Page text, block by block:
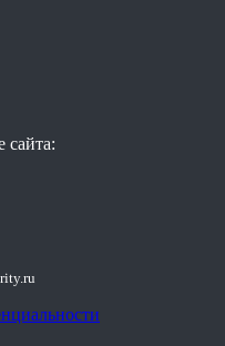
сайта: